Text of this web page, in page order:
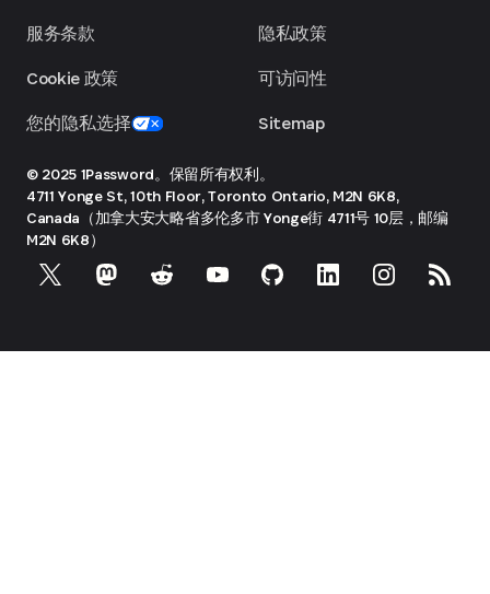
服务条款
Cookie 政策
您的隐私选择
隐私政策
可访问性
Sitemap
© 2025 1Password。保留所有权利。
4711 Yonge St, 10th Floor, Toronto Ontario, M2N 6K8,
Canada（加拿大安大略省多伦多市 Yonge街 4711号 10层，邮编
M2N 6K8）